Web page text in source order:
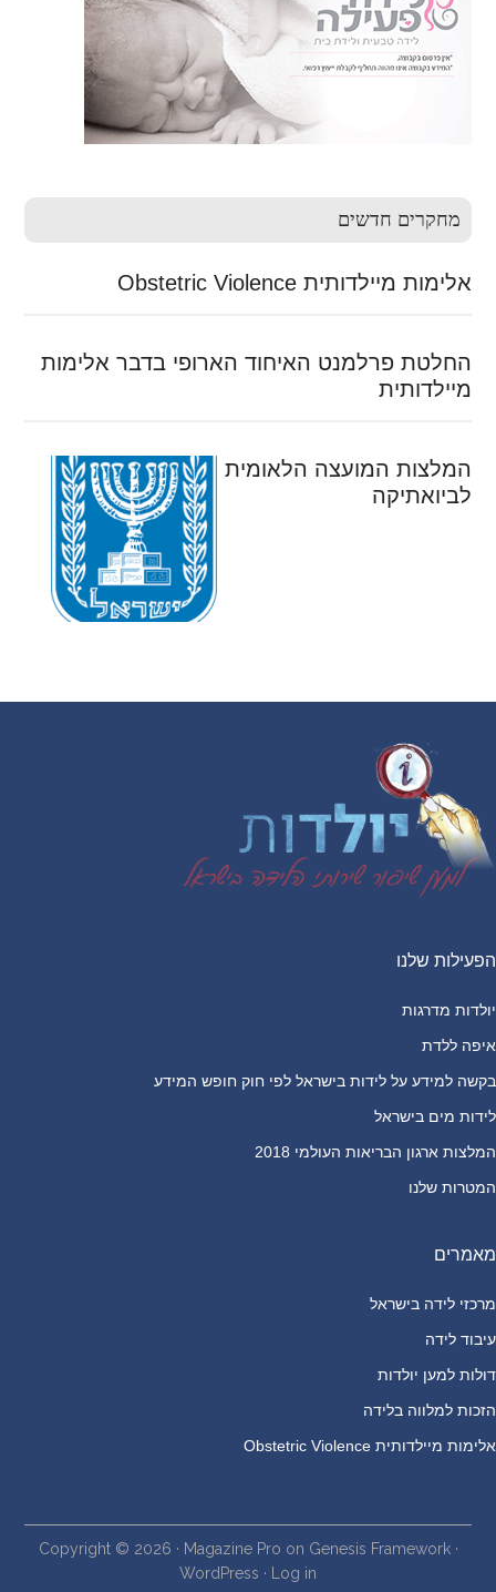
מחקרים חדשים
אלימות מיילדותית Obstetric Violence
החלטת פרלמנט האיחוד הארופי בדבר אלימות
מיילדותית
המלצות המועצה הלאומית
לביואתיקה
Footer
הפעילות שלנו
יולדות מדרגות
איפה ללדת
בקשה למידע על לידות בישראל לפי חוק חופש המידע
לידות מים בישראל
המלצות ארגון הבריאות העולמי 2018
המטרות שלנו
מאמרים
מרכזי לידה בישראל
עיבוד לידה
דולות למען יולדות
הזכות למלווה בלידה
אלימות מיילדותית Obstetric Violence
Copyright © 2026 · Magazine Pro on Genesis Framework·
WordPress · Log in